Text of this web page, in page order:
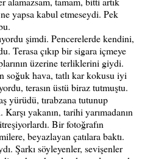
yapsa kabul etmeseydi. Pek
şimdi. Pencerelerde kendini,
Terasa çıkıp bir sigara içmeye
üzerine terliklerini giydi.
soğuk hava, tatlı kar kokusu iyi
terasın üstü biraz tutmuştu.
yürüdü, tırabzana tutunup
yakanın, tarihi yarımadanın
Bir fotoğrafın
beyazlayan çatılara baktı.
Şarkı söyleyenler, sevişenler